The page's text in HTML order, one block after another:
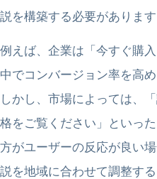
説を構築する必要がありま
例えば、企業は「今すぐ購
中でコンバージョン率を高
しかし、市場によっては、
格をご覧ください」といっ
方がユーザーの反応が良い
説を地域に合わせて調整す